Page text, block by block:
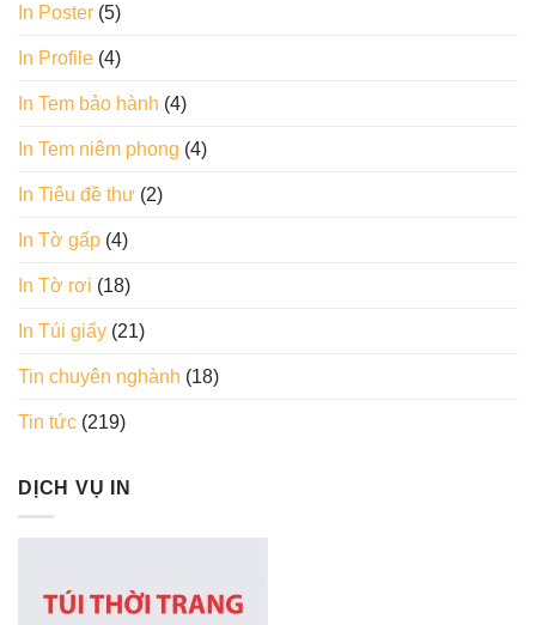
In Poster (5)
In Profile (4)
In Tem bảo hành (4)
In Tem niêm phong (4)
In Tiêu đề thư (2)
In Tờ gấp (4)
In Tờ rơi (18)
In Túi giấy (21)
Tin chuyên nghành (18)
Tin tức (219)
DỊCH VỤ IN